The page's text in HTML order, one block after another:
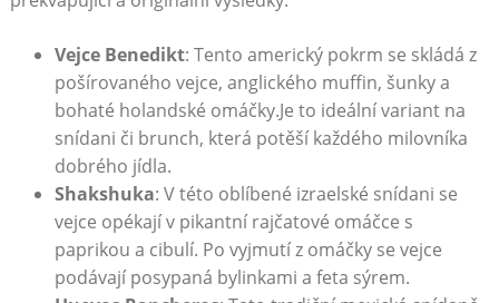
Vejce Benedikt: Tento americký pokrm se skládá z
pošírovaného vejce, anglického muffin, šunky a
bohaté holandské omáčky.Je to ideální variant na
snídani či brunch, která potěší každého milovníka
dobrého jídla.
Shakshuka: V této oblíbené izraelské snídani se
vejce opékají v pikantní rajčatové omáčce s
paprikou a cibulí. Po vyjmutí z omáčky se vejce
podávají posypaná bylinkami a feta sýrem.